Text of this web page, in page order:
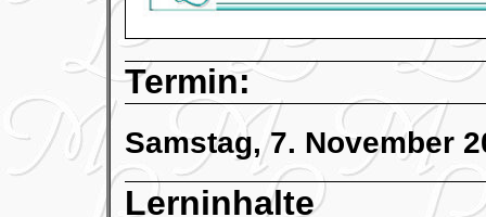
Termin:
Samstag, 7. November
Lerninhalte